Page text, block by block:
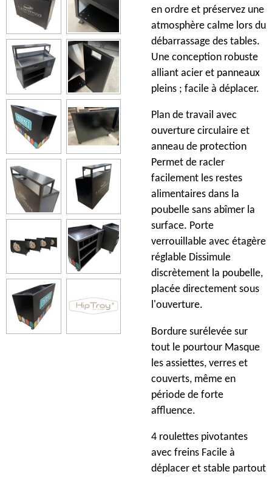
en ordre et préservez une
atmosphère calme lors du
débarrassage des tables.
Une conception robuste
alliant acier et panneaux
pleins ; facile à déplacer.
Plan de travail avec
ouverture circulaire et
anneau de protection
Permet de racler
facilement les restes
alimentaires dans la
poubelle sans abîmer la
surface. Porte
verrouillable avec étagère
réglable Dissimule
discrètement la poubelle,
placée directement sous
l'ouverture.
Bordure surélevée sur
tout le pourtour Masque
les assiettes, verres et
couverts, même en
période de forte
affluence.
4 roulettes pivotantes
avec freins Facile à
déplacer et stable partout